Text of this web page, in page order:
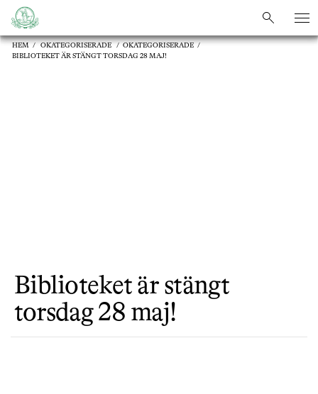
sök
sök
HEM / OKATEGORISERADE / OKATEGORISERADE /
BIBLIOTEKET ÄR STÄNGT TORSDAG 28 MAJ!
Biblioteket är stängt
torsdag 28 maj!